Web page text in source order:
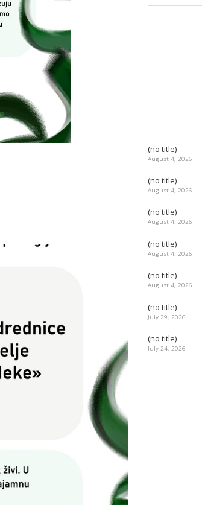
(no title)
August 4, 2026
(no title)
August 4, 2026
(no title)
August 4, 2026
(no title)
August 4, 2026
(no title)
August 4, 2026
(no title)
July 29, 2026
(no title)
July 24, 2026